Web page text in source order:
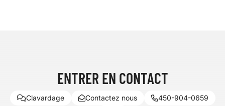
ENTRER EN CONTACT
Clavardage Contactez nous
450-904-0659